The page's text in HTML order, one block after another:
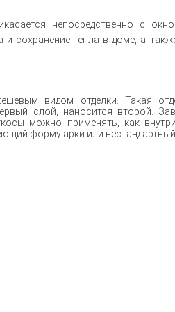
непосредственно с
сохранение тепла в доме, а
видом отделки. Такая
слой, наносится второй.
можно применять, как
форму арки или нестандартный